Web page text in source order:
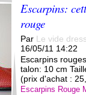
Escarpins:
rouge
Par Le vide
16/05/11 14:22
Escarpins
talon: 10 cm
(prix d'achat :
Escarpins Rouge